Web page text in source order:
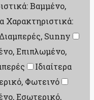
Βαμμένο,
Χαρακτηριστικά:
Sunny
Επιπλωμένο,
Ιδιαίτερα
Φωτεινό
Εσωτερικό,